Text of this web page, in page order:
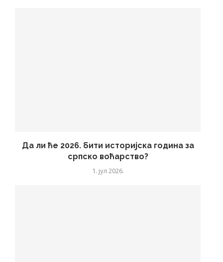
Да ли ће 2026. бити историјска година за
српско воћарство?
1. јул 2026.